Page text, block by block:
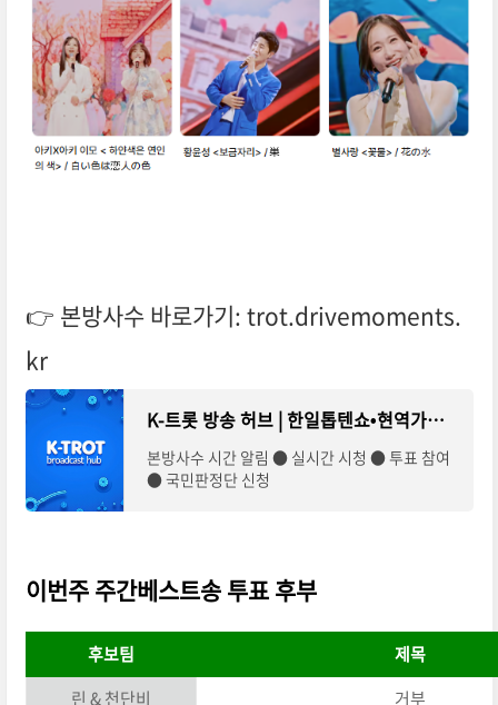
👉 본방사수 바로가기: trot.drivemoments.
kr
K-트롯 방송 허브 | 한일톱텐쇼•현역가왕2•미스터트롯3
본방사수 시간 알림 ● 실시간 시청 ● 투표 참여
● 국민판정단 신청
이번주 주간베스트송 투표 후부
후보팀
제목
린 & 천단비
거부